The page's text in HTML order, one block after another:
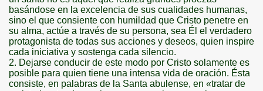
basándose en la excelencia de sus cualidades humanas,
sino el que consiente con humildad que Cristo penetre en
su alma, actúe a través de su persona, sea Él el verdadero
protagonista de todas sus acciones y deseos, quien inspire
cada iniciativa y sostenga cada silencio.
2. Dejarse conducir de este modo por Cristo solamente es
posible para quien tiene una intensa vida de oración. Ésta
consiste, en palabras de la Santa abulense, en «tratar de